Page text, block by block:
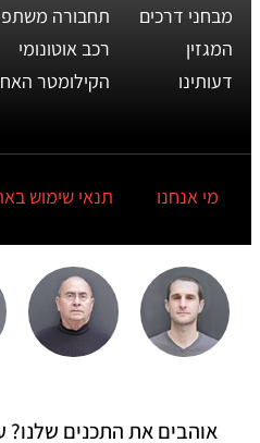
מבחני דרכים
המגזין
דעותינו
תחבורה
רכב אוטונומי
הקילומטר
מי אנחנו תנאי שימוש
אוהבים את התכנים שלנו?